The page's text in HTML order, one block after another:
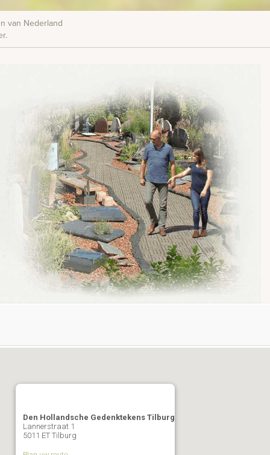
van Nederland
Den Hollandsche Gedenktekens Tilburg
Lannerstraat 1
5011 ET Tilburg